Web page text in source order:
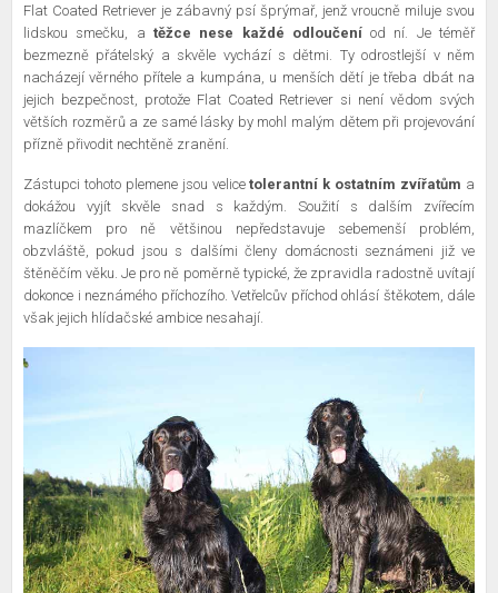
Flat Coated Retriever je zábavný psí šprýmař, jenž vroucně miluje svou
lidskou smečku, a těžce nese každé odloučeníod ní. Je téměř
bezmezně přátelský a skvěle vychází s dětmi. Ty odrostlejší v něm
nacházejí věrného přítele a kumpána, u menších dětí je třeba dbát na
jejich bezpečnost, protože Flat Coated Retriever si není vědom svých
větších rozměrů a ze samé lásky by mohl malým dětem při projevování
přízně přivodit nechtěně zranění.
Zástupci tohoto plemene jsou velicetolerantní k ostatním zvířatům a
dokážou vyjít skvěle snad s každým. Soužití s dalším zvířecím
mazlíčkem pro ně většinou nepředstavuje sebemenší problém,
obzvláště, pokud jsou s dalšími členy domácnosti seznámeni již ve
štěněčím věku. Je pro ně poměrně typické, že zpravidla radostně uvítají
dokonce i neznámého příchozího. Vetřelcův příchod ohlásí štěkotem, dále
však jejich hlídačské ambice nesahají.